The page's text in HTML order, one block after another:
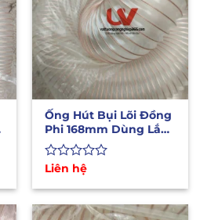
Ống Hút Bụi Lõi Đồng
Phi 168mm Dùng Lắp
Máy CNC Hút Bụi Gỗ
Được
hạng
0
Liên hệ